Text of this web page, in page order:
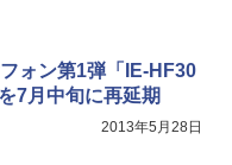
ォン第1弾「IE-HF30
7月中旬に再延期
2013年5月28日